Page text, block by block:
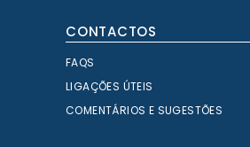
CONTACTOS
FAQS
LIGAÇÕES ÚTEIS
COMENTÁRIOS E SUGESTÕES